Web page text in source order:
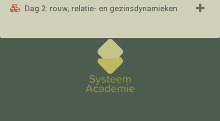
Dag 2: rouw, relatie- en gezinsdynamieken